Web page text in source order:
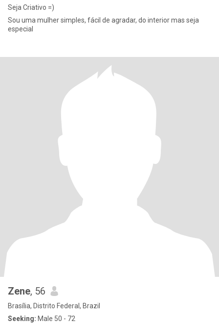
Seja Criativo =)
Sou uma mulher simples, fácil de agradar, do interior mas seja
especial
Zene, 56
Brasília, Distrito Federal, Brazil
Seeking: Male 50 - 72